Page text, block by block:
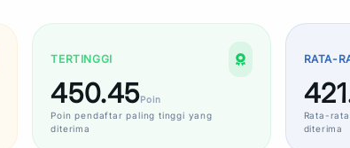
TERTINGGI
450.45Poin
Poin pendaftar paling tinggi yang
diterima
RATA-
Rata-rata
diterima